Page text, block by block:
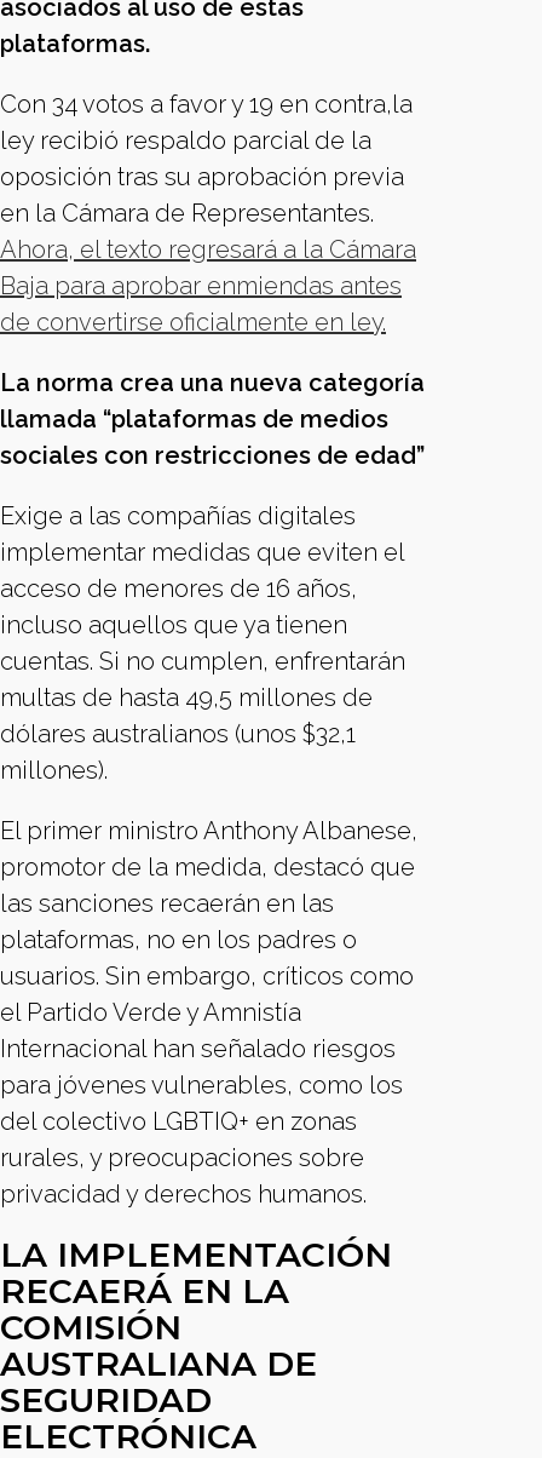
asociados al uso de estas
plataformas.
Con 34 votos a favor y 19 en contra,la
ley recibió respaldo parcial de la
oposición tras su aprobación previa
en la Cámara de Representantes.
Ahora, el texto regresará a la Cámara
Baja para aprobar enmiendas antes
de convertirse oficialmente en ley.
La norma crea una nueva categoría
llamada “plataformas de medios
sociales con restricciones de edad”
Exige a las compañías digitales
implementar medidas que eviten el
acceso de menores de 16 años,
incluso aquellos que ya tienen
cuentas. Si no cumplen, enfrentarán
multas de hasta 49,5 millones de
dólares australianos (unos $32,1
millones).
El primer ministro Anthony Albanese,
promotor de la medida, destacó que
las sanciones recaerán en las
plataformas, no en los padres o
usuarios. Sin embargo, críticos como
el Partido Verde y Amnistía
Internacional han señalado riesgos
para jóvenes vulnerables, como los
del colectivo LGBTIQ+ en zonas
rurales, y preocupaciones sobre
privacidad y derechos humanos.
LA IMPLEMENTACIÓN
RECAERÁ EN LA
COMISIÓN
AUSTRALIANA DE
SEGURIDAD
ELECTRÓNICA